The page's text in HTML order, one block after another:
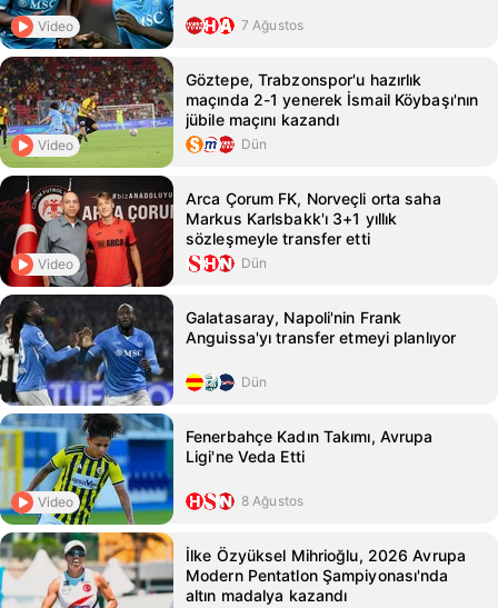
Video 7 Ağustos
Video
Göztepe, Trabzonspor'u hazırlık
maçında 2-1 yenerek İsmail Köybaşı'nın
jübile maçını kazandı
Dün
Video
Arca Çorum FK, Norveçli orta saha
Markus Karlsbakk'ı 3+1 yıllık
sözleşmeyle transfer etti
Dün
Galatasaray, Napoli'nin Frank
Anguissa'yı transfer etmeyi planlıyor
Dün
Video
Fenerbahçe Kadın Takımı, Avrupa
Ligi'ne Veda Etti
8 Ağustos
İlke Özyüksel Mihrioğlu, 2026 Avrupa
Modern Pentatlon Şampiyonası'nda
altın madalya kazandı